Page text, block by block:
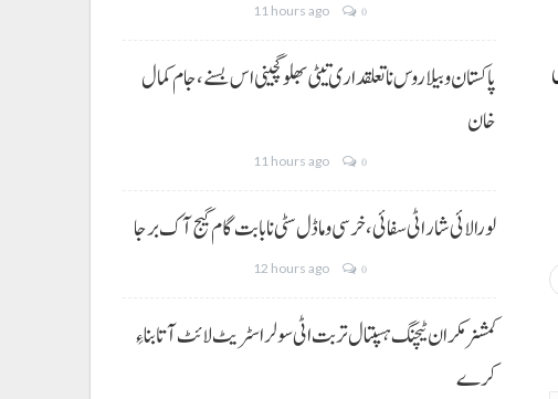
11 hours ago 0
پاکستان و بیلاروس نا تعلقداری تیٹی بھلو گچینی اس بسنے، جام کمال
خان
11 hours ago 0
لورالائی شار اٹی سفائی، خرسی و ماڈل سٹی نا بابت گام گیج آک برجا
12 hours ago 0
کمشنر مکران ٹیچنگ ہسپتال تربت اٹی سولر اسٹریٹ لائٹ آتا بناءِ
کرے